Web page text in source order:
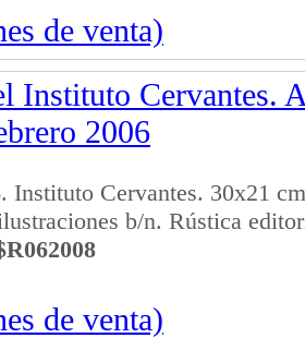
de venta)
Instituto Cervantes.
2006
Instituto Cervantes. 30x21
b/n. Rústica
de venta)